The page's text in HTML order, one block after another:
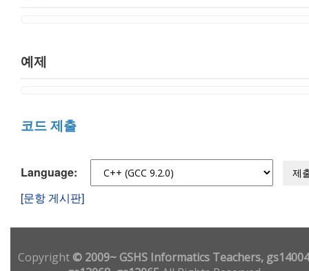
예제
코드 제출
Language: 제
[문항 게시판]
Copyright© 2009~ GSHS Informatics Teachers,